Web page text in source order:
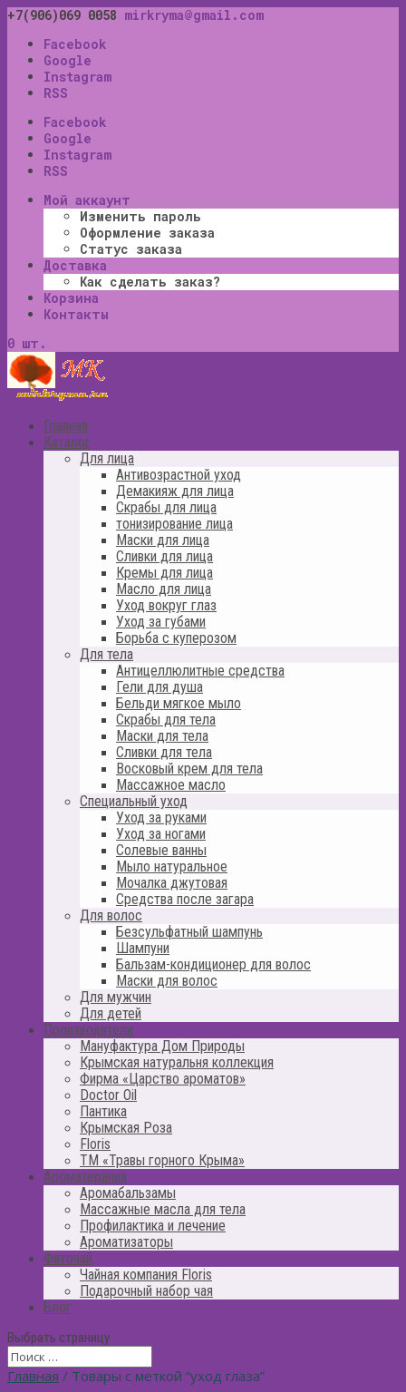
+7(906)069 0058 mirkryma@gmail.com
Facebook
Google
Instagram
RSS
Facebook
Google
Instagram
RSS
Мой аккаунт
Изменить пароль
Оформление заказа
Статус заказа
Доставка
Как сделать заказ?
Корзина
Контакты
0 шт.
Главная
Каталог
Для лица
Антивозрастной уход
Демакияж для лица
Скрабы для лица
тонизирование лица
Маски для лица
Сливки для лица
Кремы для лица
Масло для лица
Уход вокруг глаз
Уход за губами
Борьба с куперозом
Для тела
Антицеллюлитные средства
Гели для душа
Бельди мягкое мыло
Скрабы для тела
Маски для тела
Сливки для тела
Восковый крем для тела
Массажное масло
Специальный уход
Уход за руками
Уход за ногами
Солевые ванны
Мыло натуральное
Мочалка джутовая
Средства после загара
Для волос
Безсульфатный шампунь
Шампуни
Бальзам-кондиционер для волос
Маски для волос
Для мужчин
Для детей
Производители
Мануфактура Дом Природы
Крымская натуральня коллекция
Фирма «Царство ароматов»
Doctor Oil
Пантика
Крымская Роза
Floris
ТМ «Травы горного Крыма»
Ароматерапия
Аромабальзамы
Массажные масла для тела
Профилактика и лечение
Ароматизаторы
Фиточай
Чайная компания Floris
Подарочный набор чая
Блог
Выбрать страницу
Главная / Товары с меткой “уход глаза”